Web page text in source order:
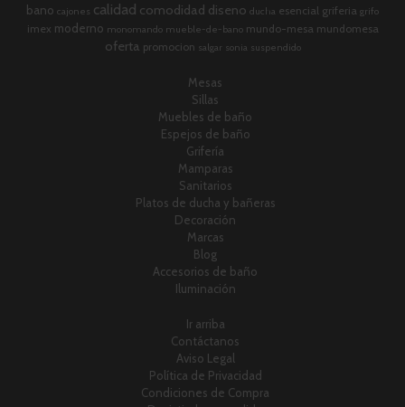
bano cajones calidad comodidad diseno ducha esencial griferia grifo
imex moderno monomando mueble-de-bano mundo-mesa mundomesa
oferta promocion salgar sonia suspendido
Mesas
Sillas
Muebles de baño
Espejos de baño
Grifería
Mamparas
Sanitarios
Platos de ducha y bañeras
Decoración
Marcas
Blog
Accesorios de baño
Iluminación
Ir arriba
Contáctanos
Aviso Legal
Política de Privacidad
Condiciones de Compra